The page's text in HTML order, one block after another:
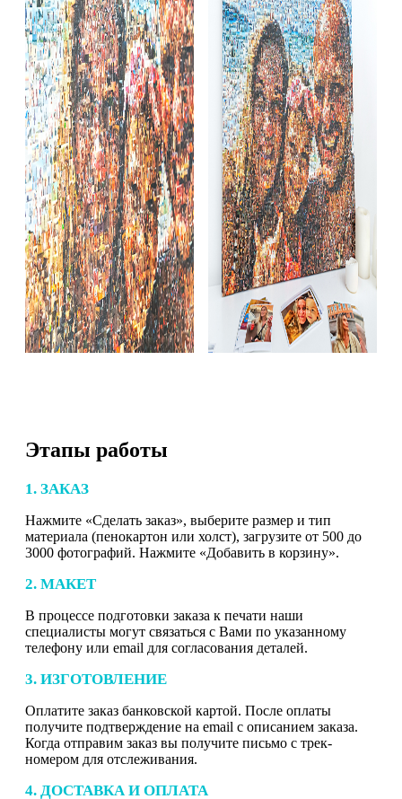
Этапы работы
1. ЗАКАЗ
Нажмите «Сделать заказ», выберите размер и тип
материала (пенокартон или холст), загрузите от 500 до
3000 фотографий. Нажмите «Добавить в корзину».
2. МАКЕТ
В процессе подготовки заказа к печати наши
специалисты могут связаться с Вами по указанному
телефону или email для согласования деталей.
3. ИЗГОТОВЛЕНИЕ
Оплатите заказ банковской картой. После оплаты
получите подтверждение на email с описанием заказа.
Когда отправим заказ вы получите письмо с трек-
номером для отслеживания.
4. ДОСТАВКА И ОПЛАТА